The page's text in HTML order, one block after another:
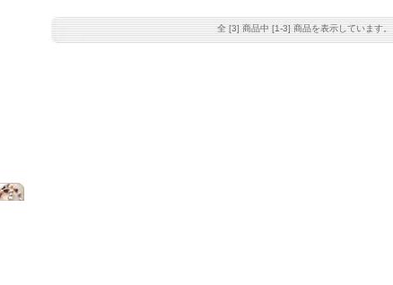
全 [3] 商品中 [1-3] 商品を表示しています。